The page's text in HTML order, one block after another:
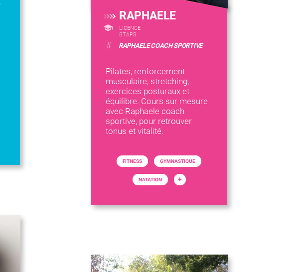
RAPHAELE
LICENCE
STAPS
# RAPHAELE COACH SPORTIVE
Pilates, renforcement
musculaire, stretching,
exercices posturaux et
équilibre. Cours sur mesure
avec Raphaele coach
sportive, pour retrouver
tonus et vitalité.
FITNESS GYMNASTIQUE
NATATION +